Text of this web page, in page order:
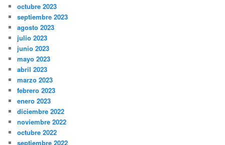
octubre 2023
septiembre 2023
agosto 2023
julio 2023
junio 2023
mayo 2023
abril 2023
marzo 2023
febrero 2023
enero 2023
diciembre 2022
noviembre 2022
octubre 2022
septiembre 2022